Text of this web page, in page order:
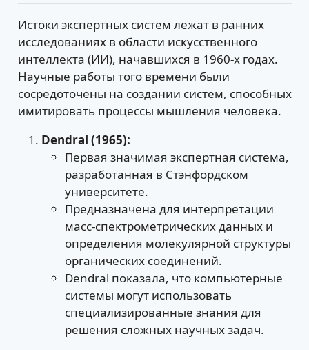
Истоки экспертных систем лежат в ранних
исследованиях в области искусственного
интеллекта (ИИ), начавшихся в 1960-х годах.
Научные работы того времени были
сосредоточены на создании систем, способных
имитировать процессы мышления человека.
Dendral (1965):
Первая значимая экспертная система,
разработанная в Стэнфордском
университете.
Предназначена для интерпретации
масс-спектрометрических данных и
определения молекулярной структуры
органических соединений.
Dendral показала, что компьютерные
системы могут использовать
специализированные знания для
решения сложных научных задач.